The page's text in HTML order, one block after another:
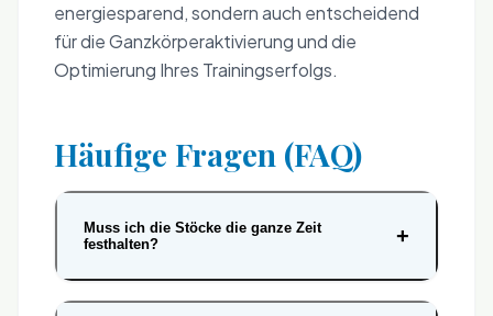
energiesparend, sondern auch entscheidend
für die Ganzkörperaktivierung und die
Optimierung Ihres Trainingserfolgs.
Häufige Fragen (FAQ)
Muss ich die Stöcke die ganze Zeit
festhalten?
+